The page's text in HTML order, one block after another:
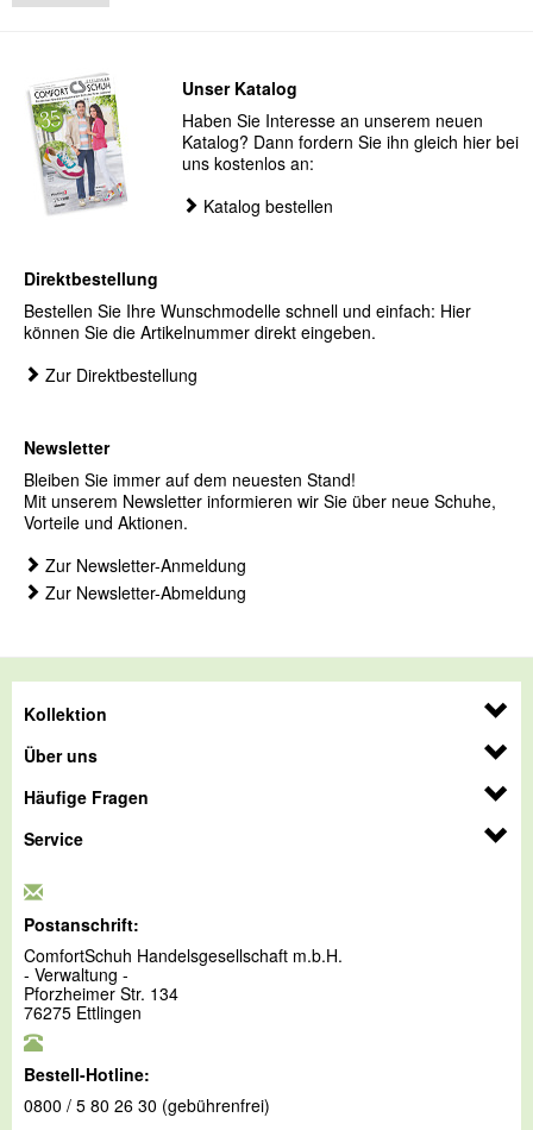
Unser Katalog
Haben Sie Interesse an unserem neuen
Katalog? Dann fordern Sie ihn gleich hier bei
uns kostenlos an:
Katalog bestellen
Direktbestellung
Bestellen Sie Ihre Wunschmodelle schnell und einfach: Hier
können Sie die Artikelnummer direkt eingeben.
Zur Direktbestellung
Newsletter
Bleiben Sie immer auf dem neuesten Stand!
Mit unserem Newsletter informieren wir Sie über neue Schuhe,
Vorteile und Aktionen.
Zur Newsletter-Anmeldung
Zur Newsletter-Abmeldung
Kollektion
Über uns
Häufige Fragen
Service
Postanschrift:
ComfortSchuh Handelsgesellschaft m.b.H.
- Verwaltung -
Pforzheimer Str. 134
76275 Ettlingen
Bestell-Hotline:
0800 / 5 80 26 30 (gebührenfrei)